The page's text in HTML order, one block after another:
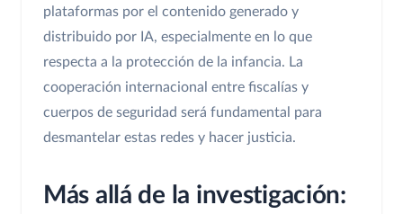
plataformas por el contenido generado y
distribuido por IA, especialmente en lo que
respecta a la protección de la infancia. La
cooperación internacional entre fiscalías y
cuerpos de seguridad será fundamental para
desmantelar estas redes y hacer justicia.
Más allá de la investigación: